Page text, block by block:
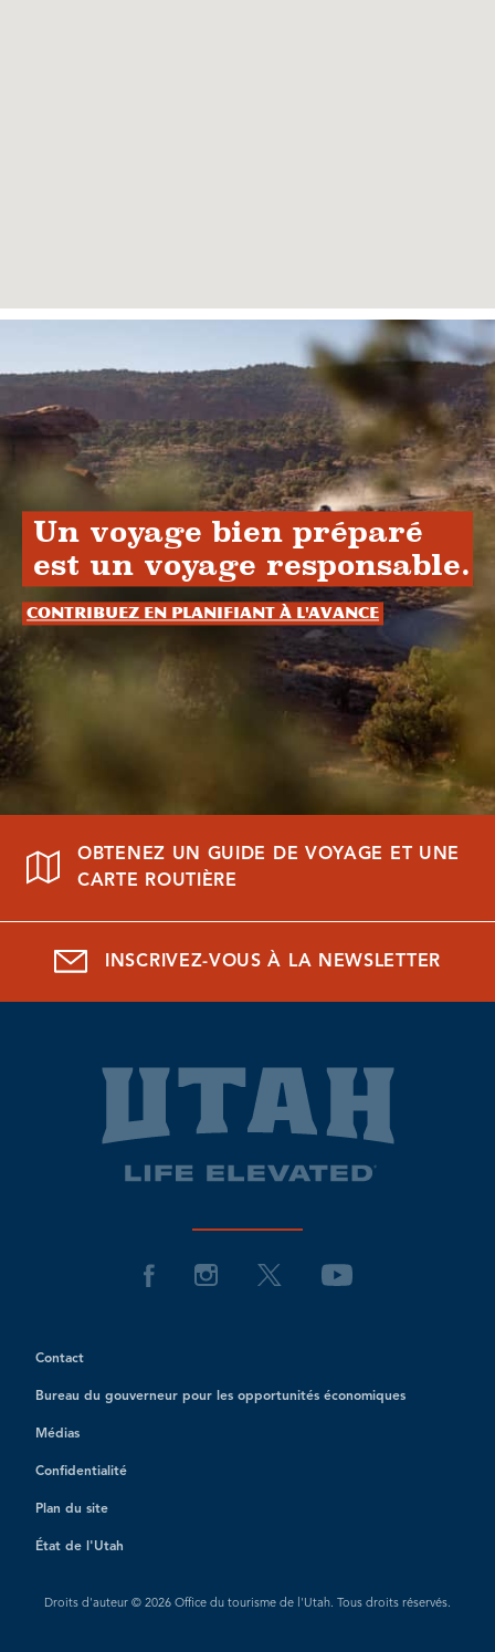
Un voyage bien préparé
est un voyage responsable.
Contribuez en planifiant à l'avance
OBTENEZ UN GUIDE DE VOYAGE ET UNE
CARTE ROUTIÈRE
INSCRIVEZ-VOUS À LA NEWSLETTER
Contact
Bureau du gouverneur pour les opportunités économiques
Médias
Confidentialité
Plan du site
État de l'Utah
Droits d'auteur © 2026 Office du tourisme de l'Utah. Tous droits réservés.